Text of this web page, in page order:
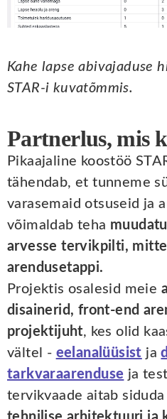
Kahe lapse abivajaduse
STAR-i kuvatõmmis.
Partnerlus, mis
Pikaajaline koostöö
tähendab, et tunneme
varasemaid otsuseid ja
võimaldab teha
arvesse tervikpilti,
arendusetappi.
Projektis osalesid meie
disainerid, front-end
projektijuht, kes olid
vältel - eelanalüüsist ja
tarkvaraarenduse ja
tervikvaade aitab siduda